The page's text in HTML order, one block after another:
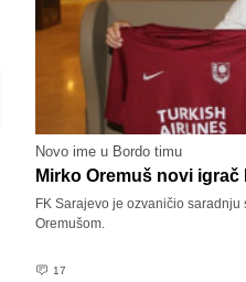
Novo ime u Bordo timu
Mirko Oremuš novi igrač
FK Sarajevo je ozvaničio
Oremušom.
17